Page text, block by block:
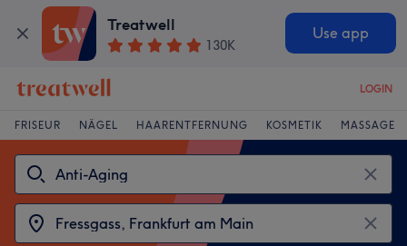
Treatwell
130K
Use app
LOGIN
FRISEUR NÄGEL HAARENTFERNUNG KOSMETIK MASSAGE